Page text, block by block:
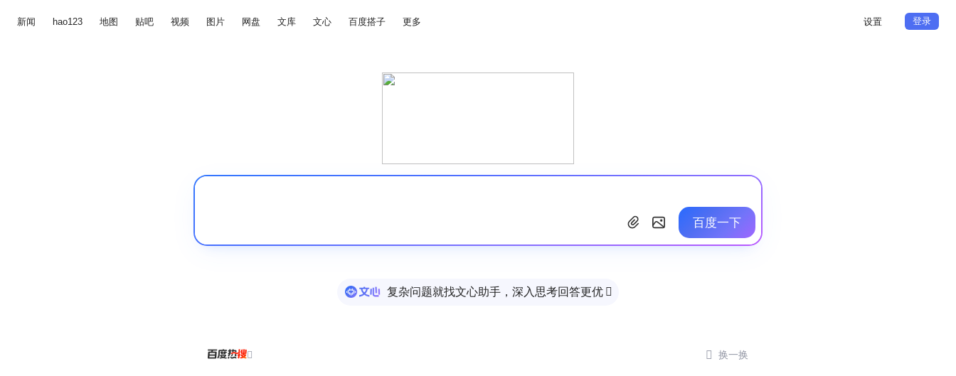
新闻 hao123 地图 贴吧 视频 图片 网盘 文库 文心 百度搭子 更多 设置 登录
百度一下
复杂问题就找文心助手，深入思考回答更优 
  换一换